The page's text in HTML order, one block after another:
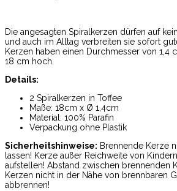
Die angesagten Spiralkerzen dürfen auf
und auch im Alltag verbreiten sie sofort
Kerzen haben einen Durchmesser von 1,4
18 cm hoch.
Details:
2 Spiralkerzen in Toffee
Maße: 18cm x Ø 1,4cm
Material: 100% Parafin
Verpackung ohne Plastik
Sicherheitshinweise: Brennende Kerze
lassen! Kerze außer Reichweite von
aufstellen! Abstand zwischen brennenden
Kerzen nicht in der Nähe von brennbaren
abbrennen!